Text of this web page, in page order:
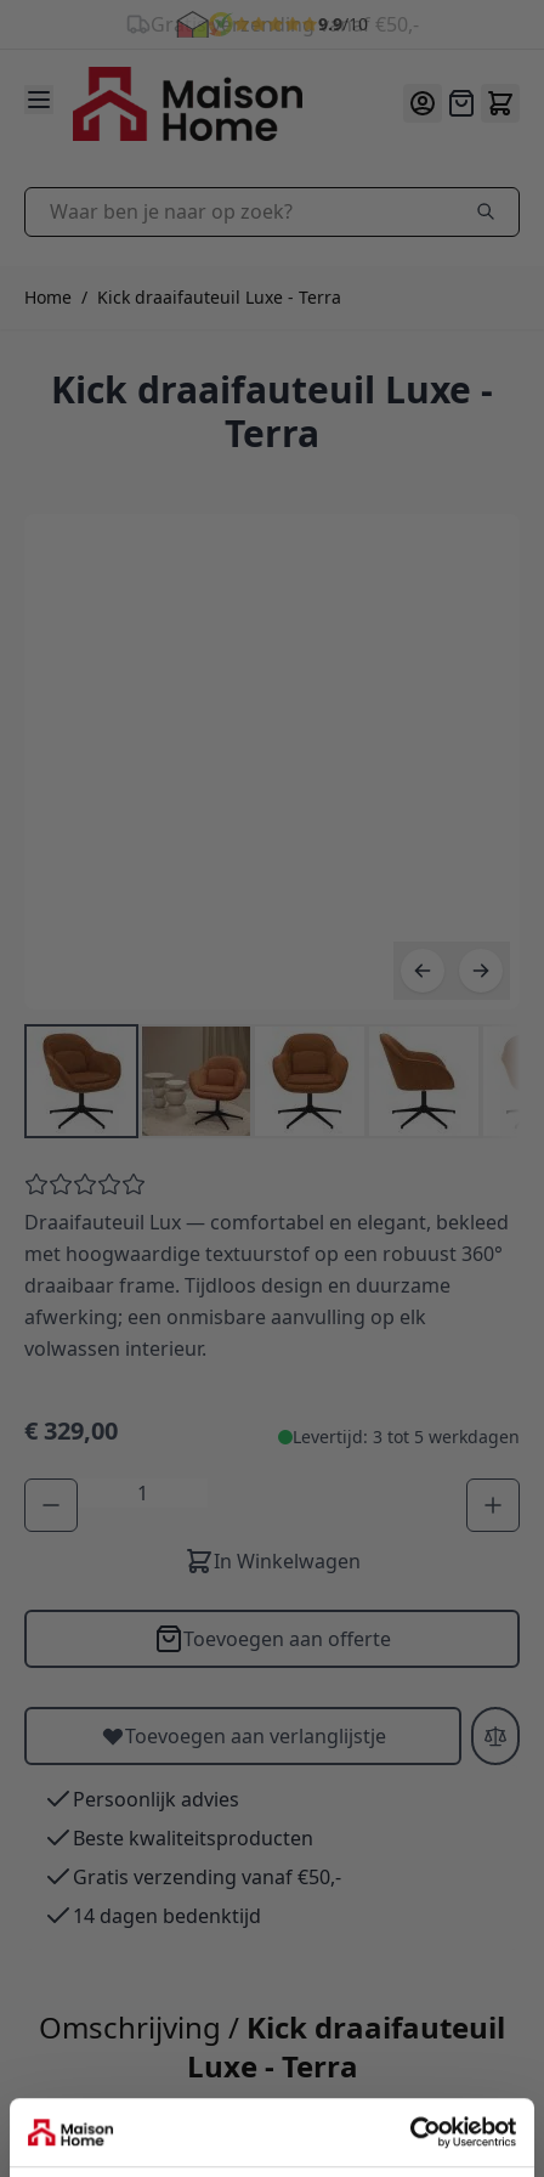
9.9/10
Ga naar de inhoud
Offerte
Waar ben je naar op zoek?
Home / Kick draaifauteuil Luxe - Terra
Kick draaifauteuil Luxe -
Terra
Draaifauteuil Lux — comfortabel en elegant, bekleed
met hoogwaardige textuurstof op een robuust 360°
draaibaar frame. Tijdloos design en duurzame
afwerking; een onmisbare aanvulling op elk
volwassen interieur.
€ 329,00 Levertijd: 3 tot 5 werkdagen
Aantal
In Winkelwagen
Toevoegen aan offerte
Toevoegen aan verlanglijstje
Persoonlijk advies
Beste kwaliteitsproducten
Gratis verzending vanaf €50,-
14 dagen bedenktijd
Omschrijving / Kick draaifauteuil
Luxe - Terra
Draaifauteuil Lux: elegante 360° draaibare stoel